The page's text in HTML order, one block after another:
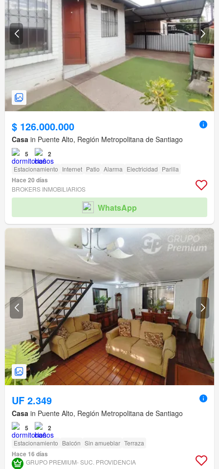
$ 126.000.000
Casa in Puente Alto, Región Metropolitana de Santiago
5 2
Estacionamiento Internet Patio Alarma Electricidad Parilla
Hace 20 días
BROKERS INMOBILIARIOS
WhatsApp
UF 2.349
Casa in Puente Alto, Región Metropolitana de Santiago
5 2
Estacionamiento Balcón Sin amueblar Terraza
Hace 16 días
GRUPO PREMIUM- SUC. PROVIDENCIA